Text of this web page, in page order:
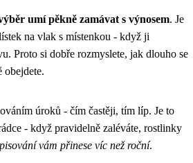
umí pěkně zamávat s výnosem. Je
na vlak s místenkou - když ji
Proto si dobře rozmyslete, jak dlouho se
obejdete.
úroků - čím častěji, tím líp. Je to
- když pravidelně zaléváte, rostlinky
vám přinese víc než roční.